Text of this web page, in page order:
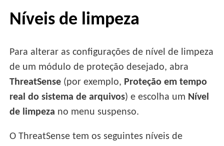
Níveis de limpeza
Para alterar as configurações de nível de limpeza
de um módulo de proteção desejado, abra
ThreatSense (por exemplo, Proteção em tempo
real do sistema de arquivos) e escolha um Nível
de limpeza no menu suspenso.
O ThreatSense tem os seguintes níveis de